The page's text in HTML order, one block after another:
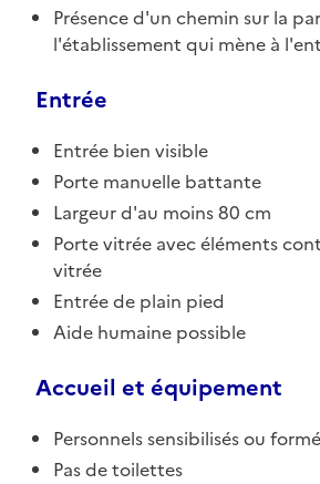
Présence d'un chemin sur la
l'établissement qui mène à
Entrée
Entrée bien visible
Porte manuelle battante
Largeur d'au moins 80 cm
Porte vitrée avec éléments
vitrée
Entrée de plain pied
Aide humaine possible
Accueil et équipement
Personnels sensibilisés ou
Pas de toilettes